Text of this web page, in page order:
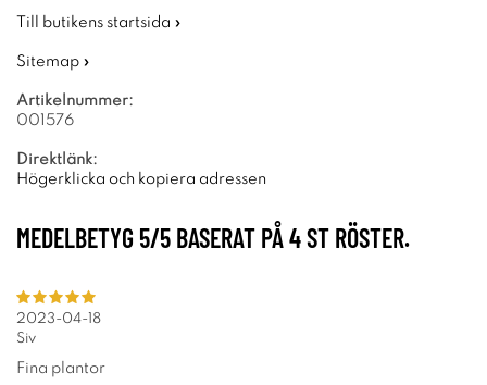
Till butikens startsida »
Sitemap »
Artikelnummer:
001576
Direktlänk:
Högerklicka och kopiera adressen
MEDELBETYG 5/5 BASERAT PÅ4ST RÖSTER.
2023-04-18
Siv
Fina plantor